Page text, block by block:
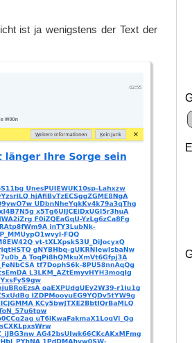
ist ja wenigstens der Text der